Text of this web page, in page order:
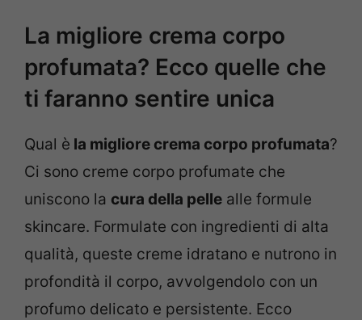
La migliore crema corpo
profumata? Ecco quelle che
ti faranno sentire unica
Qual è la migliore crema corpo profumata?
Ci sono creme corpo profumate che
uniscono la cura della pelle alle formule
skincare. Formulate con ingredienti di alta
qualità, queste creme idratano e nutrono in
profondità il corpo, avvolgendolo con un
profumo delicato e persistente. Ecco